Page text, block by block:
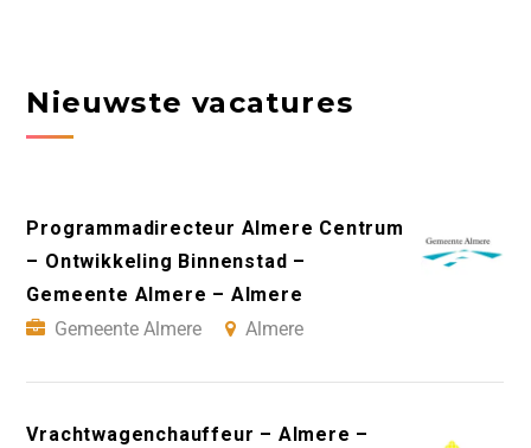
Nieuwste vacatures
Programmadirecteur Almere Centrum
– Ontwikkeling Binnenstad –
Gemeente Almere – Almere
Gemeente Almere
Almere
Vrachtwagenchauffeur – Almere –